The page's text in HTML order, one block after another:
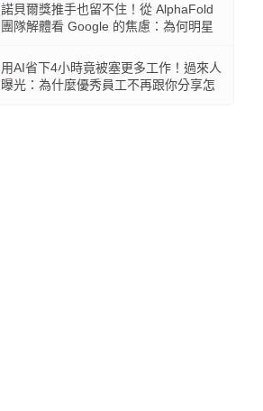
諾貝爾獎推手也留不住！從 AlphaFold
團隊解體看 Google 的焦慮：為何明星
用AI省下4小時竟被塞更多工作！過來人
曝光：為什麼優秀員工不再跟你分享怎